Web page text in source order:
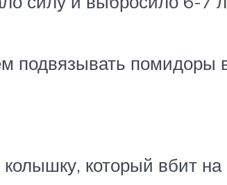
подвязывать помидоры
который вбит